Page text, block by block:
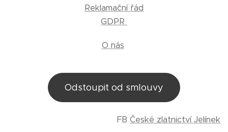
Reklamační řád
GDPR
O nás
Odstoupit od smlouvy
FB České zlatnictví Jelínek